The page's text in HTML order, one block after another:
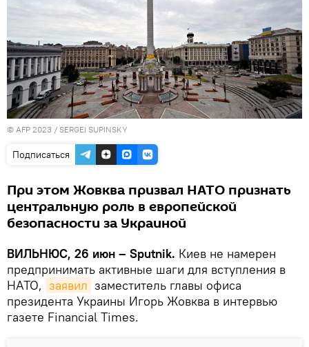
© AFP 2023 / SERGEI SUPINSKY
Подписаться
При этом Жовква призвал НАТО признать
центральную роль в европейской
безопасности за Украиной
ВИЛЬНЮС, 26 июн – Sputnik. Киев не намерен
предпринимать активные шаги для вступления в
НАТО, заявил заместитель главы офиса
президента Украины Игорь Жовква в интервью
газете Financial Times.